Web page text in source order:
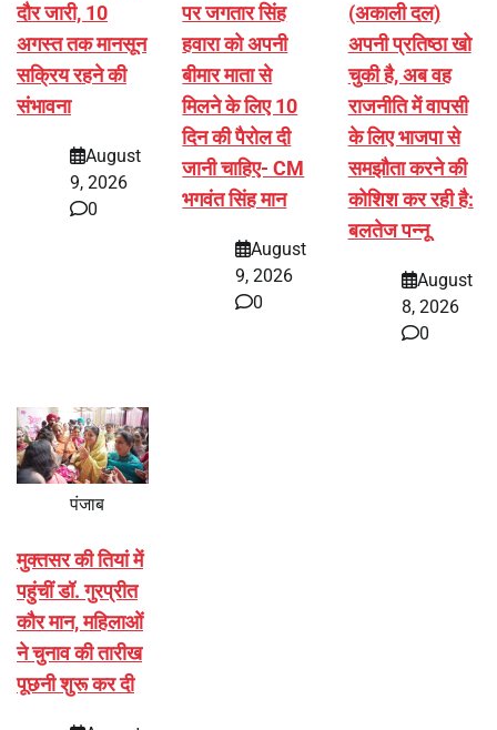
दौर जारी, 10
अगस्त तक मानसून
सक्रिय रहने की
संभावना
August
9, 2026
0
पर जगतार सिंह
हवारा को अपनी
बीमार माता से
मिलने के लिए 10
दिन की पैरोल दी
जानी चाहिए- CM
भगवंत सिंह मान
August
9, 2026
0
(अकाली दल)
अपनी प्रतिष्ठा खो
चुकी है, अब वह
राजनीति में वापसी
के लिए भाजपा से
समझौता करने की
कोशिश कर रही है:
बलतेज पन्नू
August
8, 2026
0
पंजाब
मुक्तसर की तियां में
पहुंचीं डॉ. गुरप्रीत
कौर मान, महिलाओं
ने चुनाव की तारीख
पूछनी शुरू कर दी